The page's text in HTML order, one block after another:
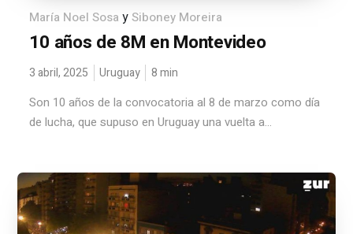
María Noel Sosa ySiboney Moreira
10 años de 8M en Montevideo
3 abril, 2025 Uruguay 8 min
Son 10 años de la convocatoria al 8 de marzo como día
de lucha, que supuso en Uruguay una vuelta a...